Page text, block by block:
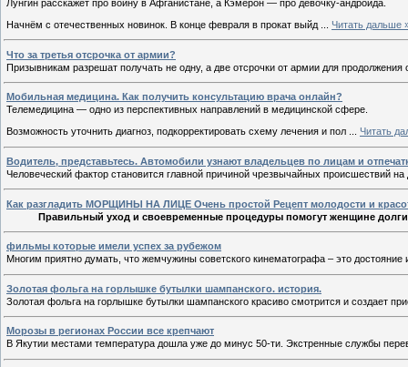
Лунгин расскажет про войну в Афганистане, а Кэмерон — про девочку-андроида.
Начнём с отечественных новинок. В конце февраля в прокат выйд
Читать дальше
Что за третья отсрочка от армии?
Призывникам разрешат получать не одну, а две отсрочки от армии для
Мобильная медицина. Как получить консультацию врача онлайн?
Телемедицина — одно из перспективных направлений в медицинской сфере.
Возможность уточнить диагноз, подкорректировать схему лечения и пол
Читать
Водитель, представьтесь. Автомобили узнают владельцев по лицам и
Человеческий фактор становится главной причиной чрезвычайных происшествий
Как разгладить МОРЩИНЫ НА ЛИЦЕ Очень простой Рецепт молодости и
Правильный уход и своевременные процедуры помогут женщине
фильмы которые имели успех за рубежом
Многим приятно думать, что жемчужины советского кинематографа – это
Золотая фольга на горлышке бутылки шампанского. история.
Золотая фольга на горлышке бутылки шампанского красиво смотрится и создает
Морозы в регионах России все крепчают
В Якутии местами температура дошла уже до минус 50-ти. Экстренные службы